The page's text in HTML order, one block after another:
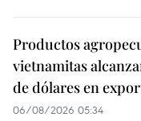
Productos
vietnamitas
de dólares en
06/08/2026 05:34